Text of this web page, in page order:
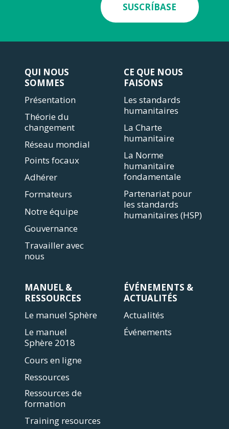
SUSCRÍBASE
QUI NOUS
SOMMES
Présentation
Théorie du
changement
Réseau mondial
Points focaux
Adhérer
Formateurs
Notre équipe
Gouvernance
Travailler avec
nous
CE QUE NOUS
FAISONS
Les standards
humanitaires
La Charte
humanitaire
La Norme
humanitaire
fondamentale
Partenariat pour
les standards
humanitaires (HSP)
MANUEL &
RESSOURCES
Le manuel Sphère
Le manuel
Sphère 2018
Cours en ligne
Ressources
Ressources de
formation
Training resources
ÉVÉNEMENTS &
ACTUALITÉS
Actualités
Événements